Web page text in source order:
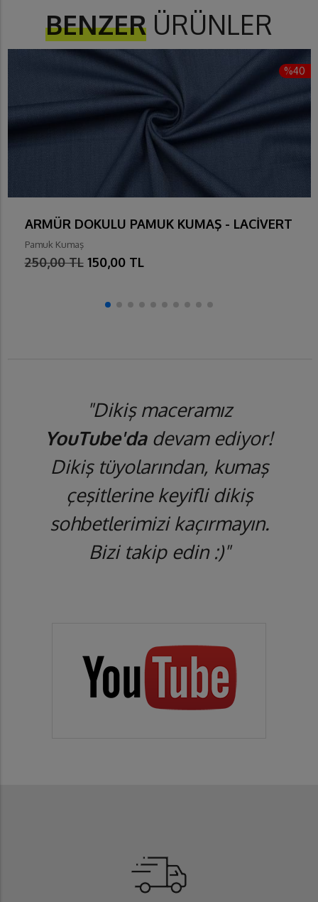
BENZER ÜRÜNLER
%40
ARMÜR DOKULU PAMUK KUMAŞ - LACİVERT
Pamuk Kumaş
250,00 TL 150,00 TL
"Dikiş maceramız
YouTube'dadevam ediyor!
Dikiş tüyolarından, kumaş
çeşitlerine keyifli dikiş
sohbetlerimizi kaçırmayın.
Bizi takip edin :)"